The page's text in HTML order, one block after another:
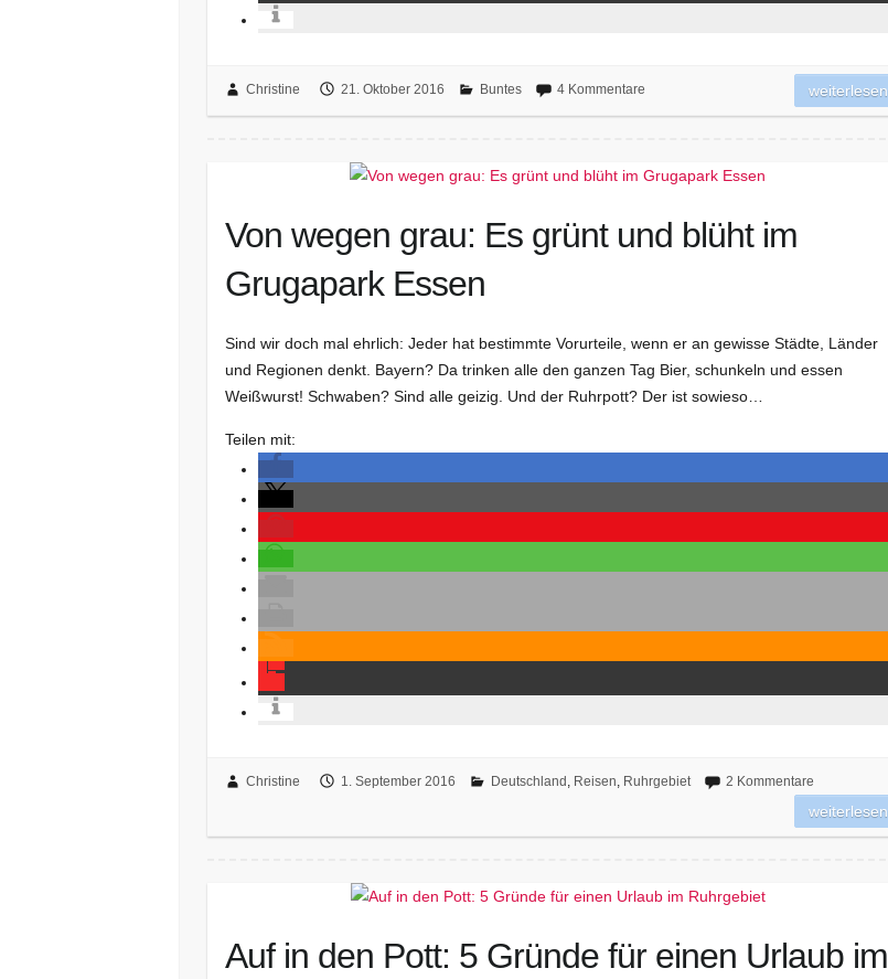
Christine 21. Oktober 2016 Buntes 4 Kommentare weiterlesen
Von wegen grau: Es grünt und blüht im
Grugapark Essen
Sind wir doch mal ehrlich: Jeder hat bestimmte Vorurteile, wenn er an gewisse Städte, Länder
und Regionen denkt. Bayern? Da trinken alle den ganzen Tag Bier, schunkeln und essen
Weißwurst! Schwaben? Sind alle geizig. Und der Ruhrpott? Der ist sowieso…
Teilen mit:
Christine 1. September 2016 Deutschland , Reisen, Ruhrgebiet 2 Kommentare
weiterlesen
Auf in den Pott: 5 Gründe für einen Urlaub im